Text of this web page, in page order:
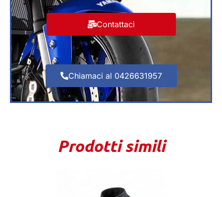
Contattaci
Chiamaci al 0426631957
Prodotti simili